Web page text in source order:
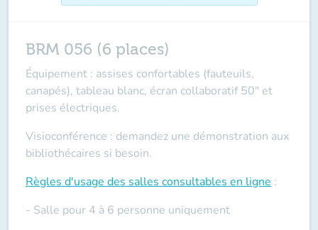
BRM 056 (6 places)
Équipement : assises confortables (fauteuils,
canapés), tableau blanc, écran collaboratif 50" et
prises électriques.
Visioconférence : demandez une démonstration aux
bibliothécaires si besoin.
Règles d'usage des salles consultables en ligne :
- Salle pour 4 à 6 personne uniquement